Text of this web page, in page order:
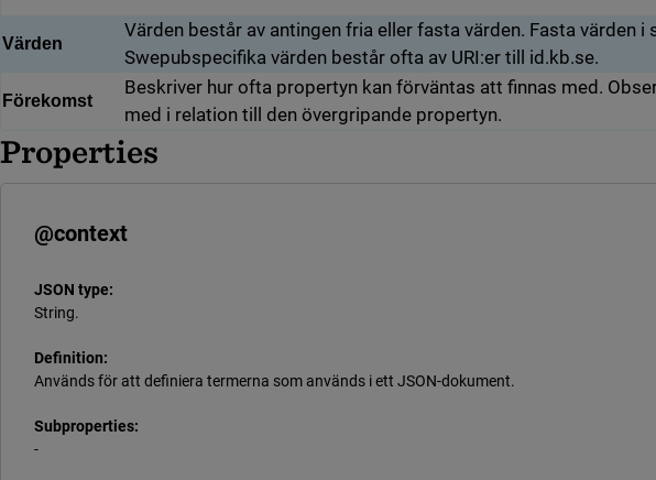
Värden
Värden består av antingen fria eller fasta värden. Fasta värden
Swepubspecifika värden består ofta av URI:er till id.kb.se.
Förekomst
Beskriver hur ofta propertyn kan förväntas att finnas med.
med i relation till den övergripande propertyn.
Properties
@context
JSON type:
String.
Definition:
Används för att definiera termerna som används i ett JSON-dokument.
Subproperties:
-